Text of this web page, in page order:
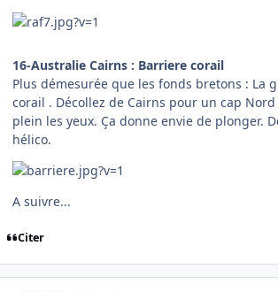
16-Australie Cairns : Barriere corail
Plus démesurée que les fonds bretons : La
corail . Décollez de Cairns pour un cap Nord
plein les yeux. Ça donne envie de plonger.
hélico.
A suivre...
Citer